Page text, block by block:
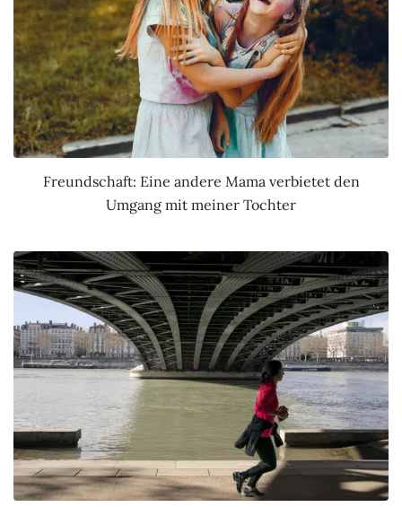
Freundschaft: Eine andere Mama verbietet den
Umgang mit meiner Tochter